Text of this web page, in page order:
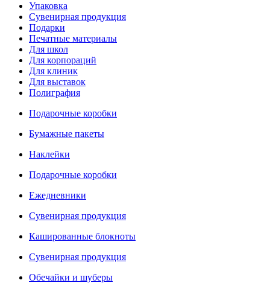
Упаковка
Сувенирная продукция
Подарки
Печатные материалы
Для школ
Для корпораций
Для клиник
Для выставок
Полиграфия
Подарочные коробки
Бумажные пакеты
Наклейки
Подарочные коробки
Ежедневники
Сувенирная продукция
Кашированные блокноты
Сувенирная продукция
Обечайки и шуберы